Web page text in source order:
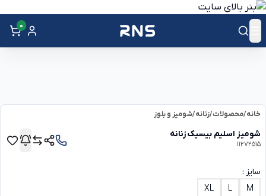
0
خانه/محصولات/زنانه/شومیز و بلوز
شومیز اسلیم بیسیک زنانه
11272515
سایز :
M
L
XL